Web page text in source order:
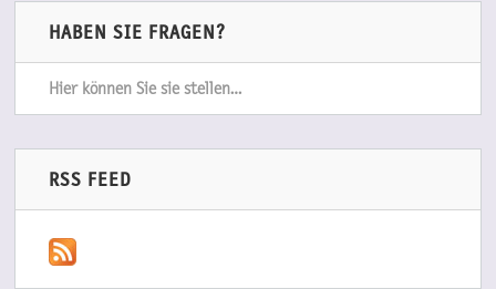
HABEN SIE FRAGEN?
Hier können Sie sie stellen…
RSS FEED